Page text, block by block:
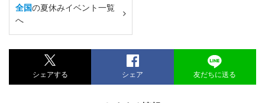
全国の夏休みイベント一覧
へ
シェアする シェア 友だちに送る